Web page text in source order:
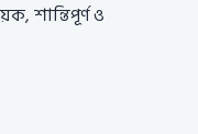
শান্তিপূর্ণ ও